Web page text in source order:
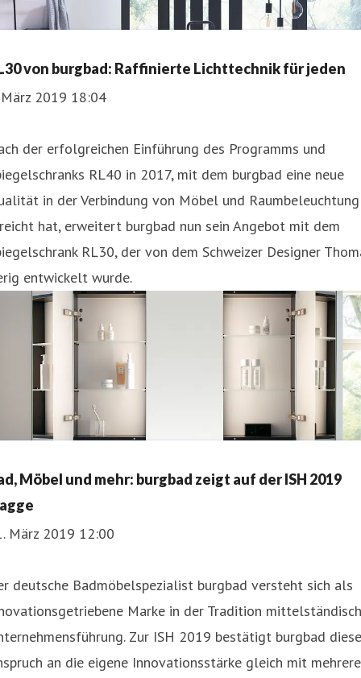
von burgbad: Raffinierte Lichttechnik für jeden
2019 18:04
der erfolgreichen Einführung des Programms und
RL40 in 2017, mit dem burgbad eine neue
in der Verbindung von Möbel und Raumbeleuchtung
hat, erweitert burgbad nun sein Angebot mit dem
RL30, der von dem Schweizer Designer
entwickelt wurde.
Möbel und mehr: burgbad zeigt auf der ISH 2019
März 2019 12:00
deutsche Badmöbelspezialist burgbad versteht sich als
Marke in der Tradition
Zur ISH 2019 bestätigt burgbad
an die eigene Innovationsstärke gleich mit